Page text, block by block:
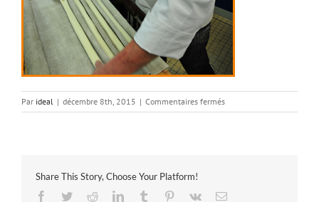
Par ideal | décembre 8th, 2015 | Commentaires ferméssur
08
Share This Story, Choose Your Platform!
Facebook
TwitterRedditLinkedInTumblr Pinterest
Vk Email